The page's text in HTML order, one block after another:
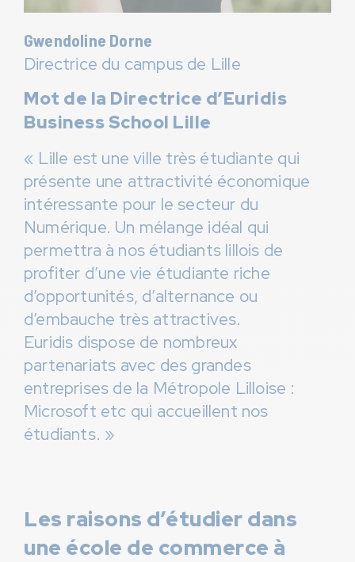
Gwendoline Dorne
Directrice du campus de Lille
Mot de la Directrice d’Euridis
Business School Lille
« Lille est une ville très étudiante qui
présente une attractivité économique
intéressante pour le secteur du
Numérique. Un mélange idéal qui
permettra à nos étudiants lillois de
profiter d’une vie étudiante riche
d’opportunités, d’alternance ou
d’embauche très attractives.
Euridis dispose de nombreux
partenariats avec des grandes
entreprises de la Métropole Lilloise :
Microsoft etc qui accueillent nos
étudiants. »
Les raisons d’étudier dans
une école de commerce à